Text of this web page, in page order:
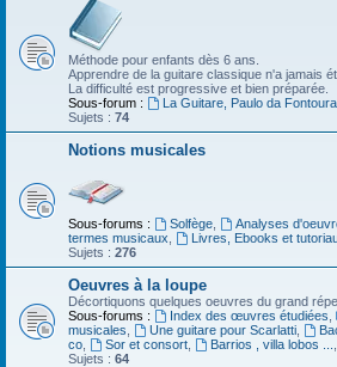
Méthode pour enfants dès 6 ans.
Apprendre de la guitare classique n'a jamais
La difficulté est progressive et bien préparée.
Sous-forum :
La Guitare, Paulo da Fontoura
Sujets : 74
Notions musicales
Sous-forums : Solfège, Analyses
termes musicaux
Livres, Ebooks et
Sujets : 276
Oeuvres à la loupe
Décortiquons quelques oeuvres du grand
Sous-forums :
Index des œuvres étudiées
musicales
Une guitare pour Scarlatti,
co
Sor et consort, Barrios , villa lobos ...
Sujets : 64